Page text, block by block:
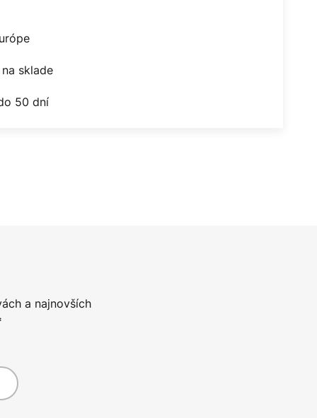
sklade
50 dní
a najnovších